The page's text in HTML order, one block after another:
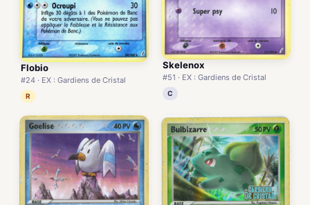
Flobio
#24 · EX : Gardiens de Cristal
R
Skelenox
#51 · EX : Gardiens de Cristal
C